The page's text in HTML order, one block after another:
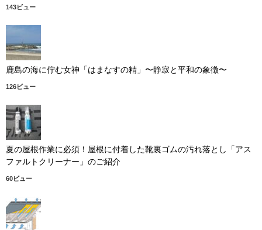
143ビュー
鹿島の海に佇む女神「はまなすの精」〜静寂と平和の象徴〜
126ビュー
夏の屋根作業に必須！屋根に付着した靴裏ゴムの汚れ落とし「アス
ファルトクリーナー」のご紹介
60ビュー